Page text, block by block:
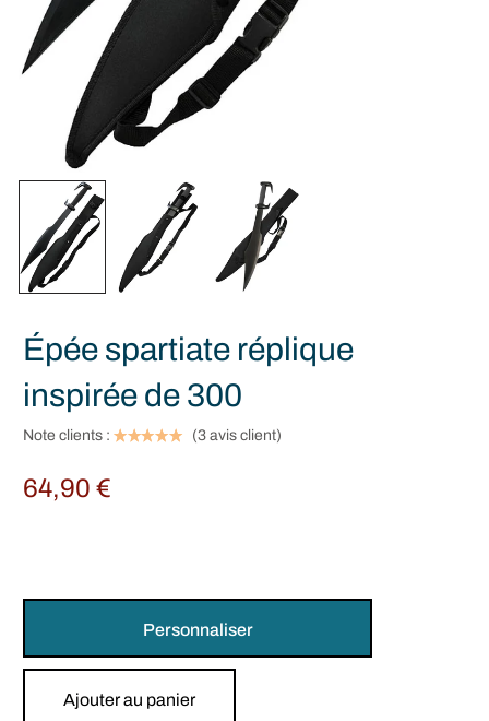
Épée spartiate réplique
inspirée de 300
Note clients : (3avis client)
64,90€
Personnaliser
Ajouter au panier